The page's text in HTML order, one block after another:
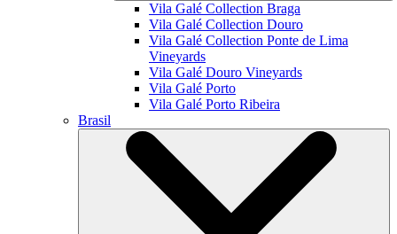
Vila Galé Collection Braga
Vila Galé Collection Douro
Vila Galé Collection Ponte de Lima
Vineyards
Vila Galé Douro Vineyards
Vila Galé Porto
Vila Galé Porto Ribeira
Brasil